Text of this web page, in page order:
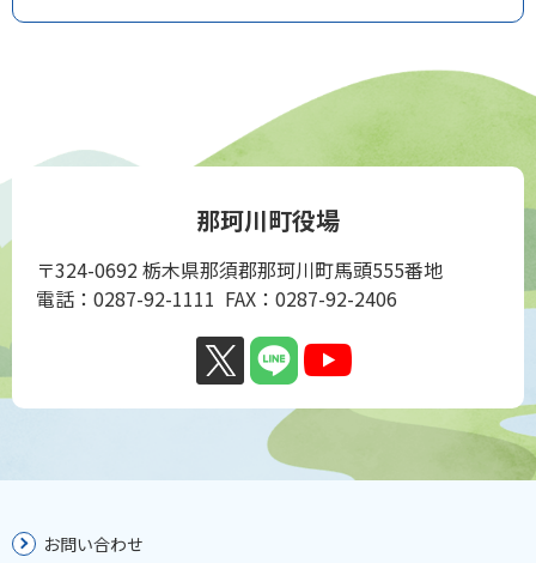
那珂川町役場
〒324-0692 栃木県那須郡那珂川町馬頭555番地
電話：0287-92-1111 FAX：0287-92-2406
お問い合わせ